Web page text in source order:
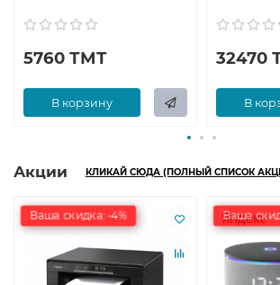
5760 ТМТ
В корзину
32470
В
Акции КЛИКАЙ СЮДА (ПОЛНЫЙ СПИСОК
Ваша скидка: -4% Ваша